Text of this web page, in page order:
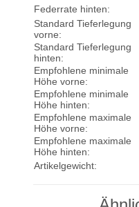
Federrate hinten:
Standard Tieferlegung
vorne:
Standard Tieferlegung
hinten:
Empfohlene minimale
Höhe vorne:
Empfohlene minimale
Höhe hinten:
Empfohlene maximale
Höhe vorne:
Empfohlene maximale
Höhe hinten:
Artikelgewicht: